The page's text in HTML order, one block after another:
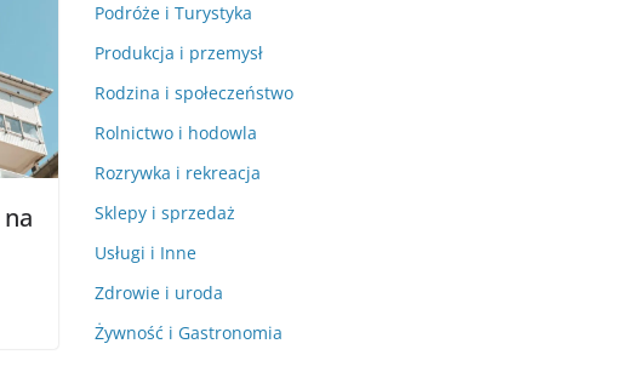
Podróże i Turystyka
Produkcja i przemysł
Rodzina i społeczeństwo
Rolnictwo i hodowla
Rozrywka i rekreacja
Sklepy i sprzedaż
Usługi i Inne
Zdrowie i uroda
Żywność i Gastronomia